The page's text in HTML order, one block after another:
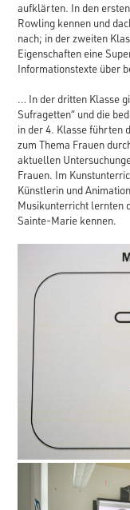
aufklärten. In den
Rowling kennen und
nach; in der zweiten
Eigenschaften eine
Informationstexte über
… In der dritten Klasse
Sufragetten“ und die
in der 4. Klasse führten
zum Thema Frauen
aktuellen
Frauen. Im
Künstlerin und
Musikunterricht lernten
Sainte-Marie kennen.